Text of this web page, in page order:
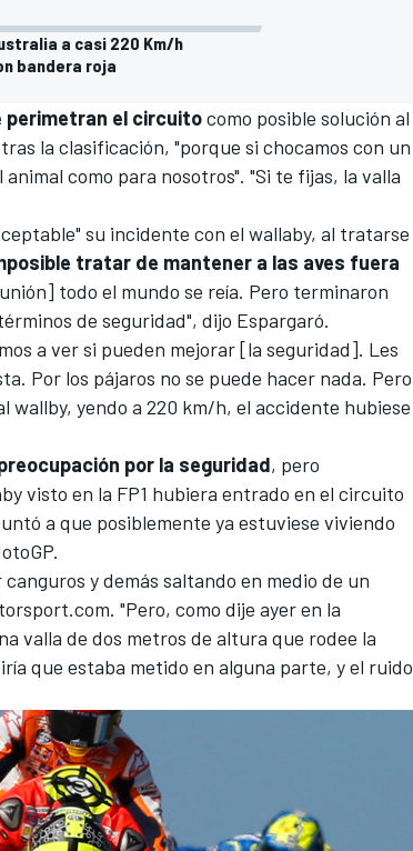
a casi 220 Km/h
bandera roja
perimetran el circuitocomo posible solución al
la clasificación, "porque si chocamos con un
como para nosotros". "Si te fijas, la valla
su incidente con el wallaby, al tratarse
tratar de mantener a las aves fuera
todo el mundo se reía. Pero terminaron
de seguridad", dijo Espargaró.
a ver si pueden mejorar [la seguridad]. Les
Por los pájaros no se puede hacer nada. Pero
wallby, yendo a 220 km/h, el accidente hubiese
por la seguridad, pero
visto en la FP1 hubiera entrado en el circuito
a que posiblemente ya estuviese viviendo
y demás saltando en medio de un
. "Pero, como dije ayer en la
valla de dos metros de altura que rodee la
que estaba metido en alguna parte, y el ruido